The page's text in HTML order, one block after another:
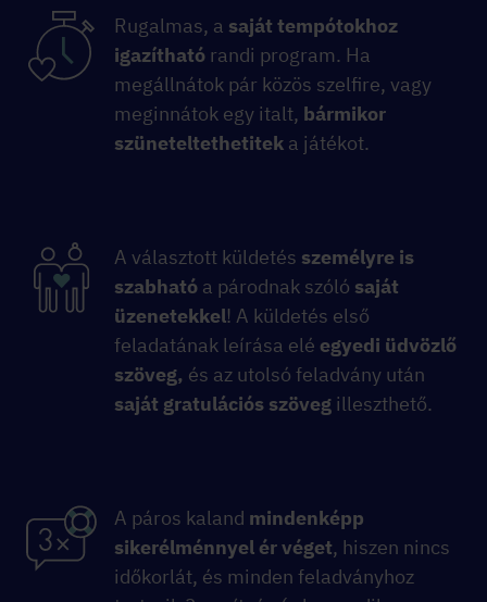
Rugalmas, a saját tempótokhoz
igazítható randi program. Ha
megállnátok pár közös szelfire, vagy
meginnátok egy italt, bármikor
szüneteltethetitek a játékot.
A választott küldetés személyre is
szabható a párodnak szóló saját
üzenetekkel! A küldetés első
feladatának leírása elé egyedi üdvözlő
szöveg, és az utolsó feladvány után
saját gratulációs szöveg illeszthető.
A páros kaland mindenképp
sikerélménnyel ér véget, hiszen nincs
időkorlát, és minden feladványhoz